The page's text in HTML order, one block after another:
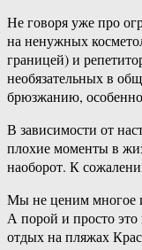
Не говоря уже про
на ненужных
границей) и
необязательных в
брюзжанию,
В зависимости от
плохие моменты в
наоборот. К
Мы не ценим многое
А порой и просто
отдых на пляжах